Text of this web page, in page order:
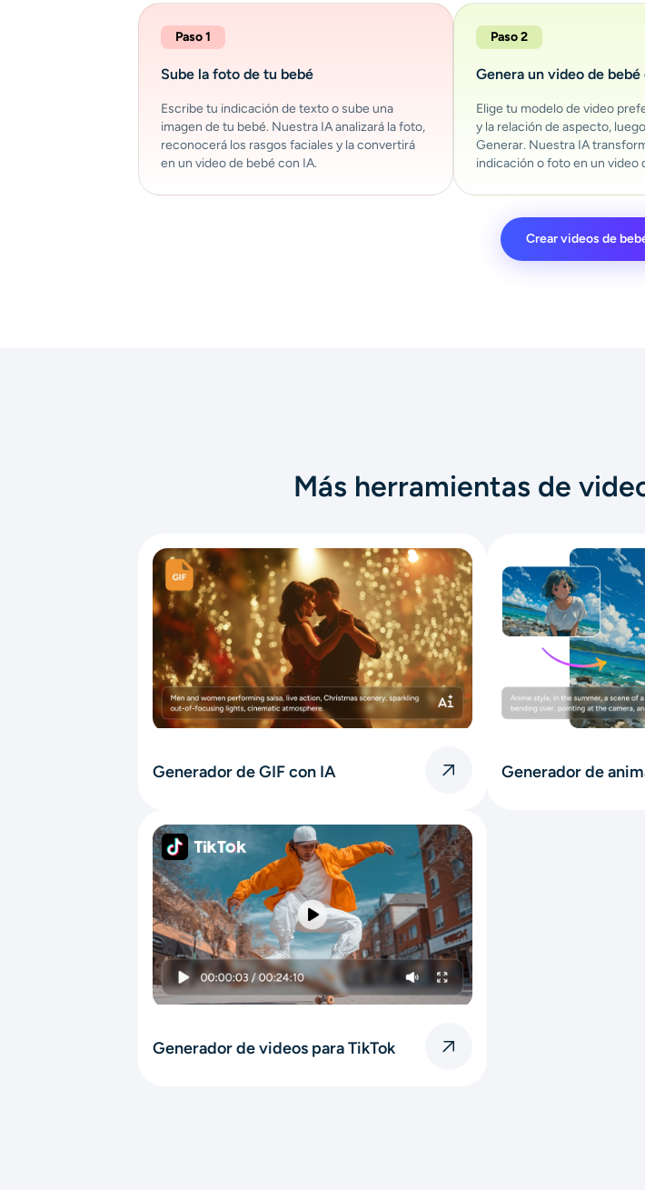
Paso 1
Sube la foto de tu bebé
Escribe tu indicación de texto o sube una
imagen de tu bebé. Nuestra IA analizará la foto,
reconocerá los rasgos faciales y la convertirá
en un video de bebé con IA.
Paso 2
Genera un video de bebé
Elige tu modelo de video
y la relación de aspecto,
Generar. Nuestra IA
indicación o foto en un video
Crear videos de
Más herramientas de
Generador de GIF con IA Generador de
Generador de videos para TikTok